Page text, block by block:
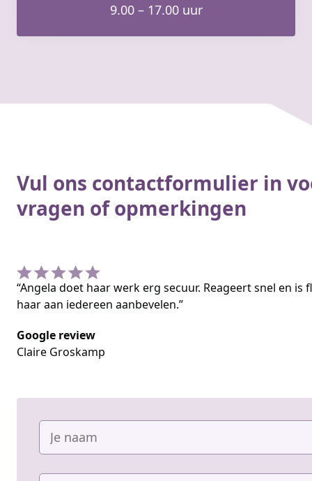
9.00 – 17.00 uur
Vul ons contactformulier in
vragen of opmerkingen
“Angela doet haar werk erg secuur. Reageert snel en is
haar aan iedereen aanbevelen.”
Google review
Claire Groskamp